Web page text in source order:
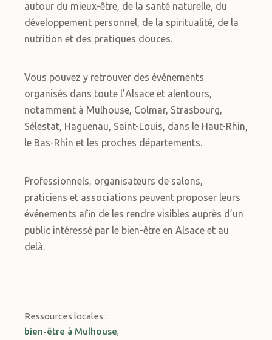
autour du mieux-être, de la santé naturelle, du
développement personnel, de la spiritualité, de la
nutrition et des pratiques douces.
Vous pouvez y retrouver des événements
organisés dans toute l’Alsace et alentours,
notamment à Mulhouse, Colmar, Strasbourg,
Sélestat, Haguenau, Saint-Louis, dans le Haut-Rhin,
le Bas-Rhin et les proches départements.
Professionnels, organisateurs de salons,
praticiens et associations peuvent proposer leurs
événements afin de les rendre visibles auprès d’un
public intéressé par le bien-être en Alsace et au
delà.
Ressources locales :
bien-être à Mulhouse,